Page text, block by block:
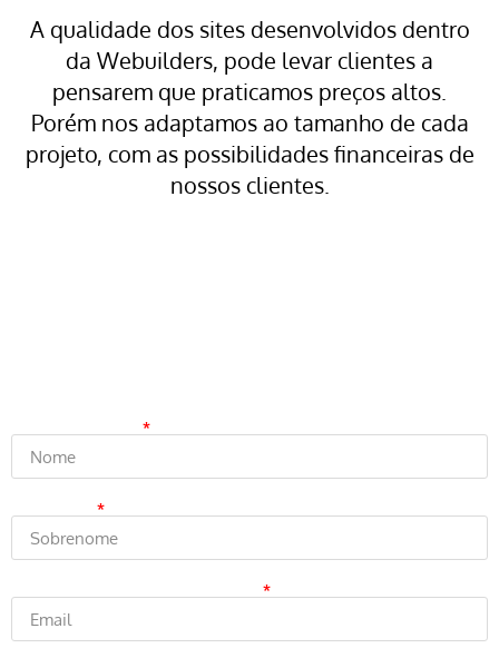
A qualidade dos sites desenvolvidos dentro
da Webuilders, pode levar clientes a
pensarem que praticamos preços altos.
Porém nos adaptamos ao tamanho de cada
projeto, com as possibilidades financeiras de
nossos clientes.